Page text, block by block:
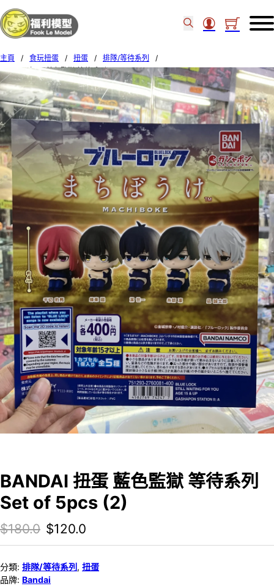
主頁 / 食玩扭蛋 / 扭蛋 / 排隊/等待系列
/
BANDAI 扭蛋 藍色監獄 等待系列 Set of 5pcs (2)
BANDAI 扭蛋 藍色監獄 等待系列
Set of 5pcs (2)
$180.0 Original price was: $180.0.
$120.0
分類: 排隊/等待系列 , 扭蛋
品牌: Bandai